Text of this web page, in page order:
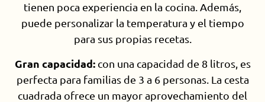
tienen poca experiencia en la cocina. Además,
puede personalizar la temperatura y el tiempo
para sus propias recetas.
Gran capacidad:con una capacidad de 8 litros, es
perfecta para familias de 3 a 6 personas. La cesta
cuadrada ofrece un mayor aprovechamiento del